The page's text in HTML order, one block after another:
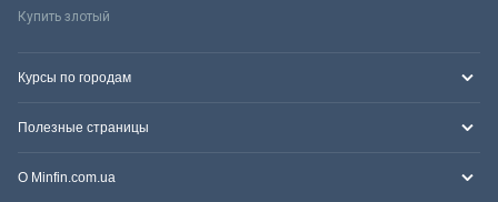
Купить злотый
Курсы по городам
Полезные страницы
О Minfin.com.ua